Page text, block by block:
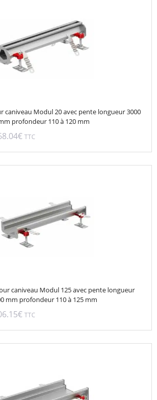
caniveau Modul 20 avec pente longueur 3000
profondeur 110 à 120 mm
€ TTC
caniveau Modul 125 avec pente longueur
mm profondeur 110 à 125 mm
€ TTC